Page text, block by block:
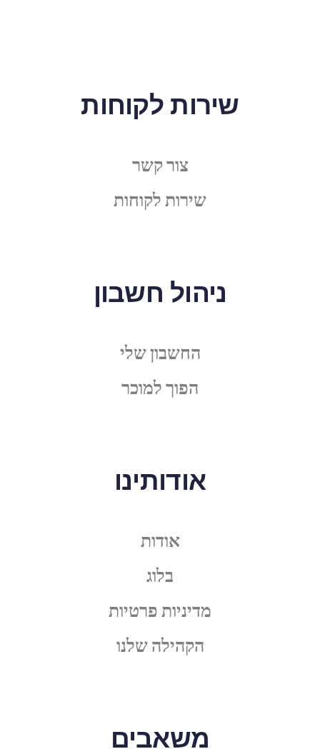
שירות לקוחות
צור קשר
שירות לקוחות
ניהול חשבון
החשבון שלי
הפוך למוכר
אודותינו
אודות
בלוג
מדיניות פרטיות
הקהילה שלנו
משאבים